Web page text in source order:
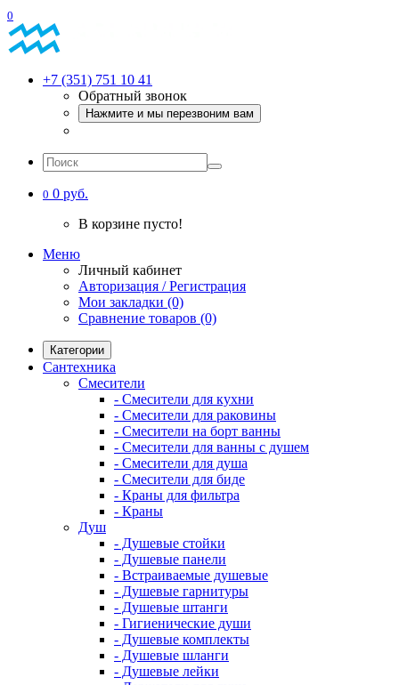
0
+7 (351) 751 10 41
Обратный звонок
Нажмите и мы перезвоним вам
0 0 руб.
В корзине пусто!
Меню
Личный кабинет
Авторизация / Регистрация
Мои закладки (0)
Сравнение товаров (0)
Категории
Сантехника
Смесители
- Смесители для кухни
- Смесители для раковины
- Смесители на борт ванны
- Смесители для ванны с душем
- Смесители для душа
- Смесители для биде
- Краны для фильтра
- Краны
Душ
- Душевые стойки
- Душевые панели
- Встраиваемые душевые
- Душевые гарнитуры
- Душевые штанги
- Гигиенические души
- Душевые комплекты
- Душевые шланги
- Душевые лейки